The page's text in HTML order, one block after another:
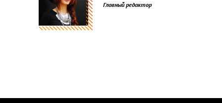
Главный редактор